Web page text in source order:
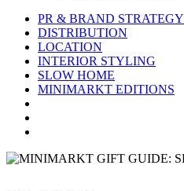
PR & BRAND STRATEGY
DISTRIBUTION
LOCATION
INTERIOR STYLING
SLOW HOME
MINIMARKT EDITIONS